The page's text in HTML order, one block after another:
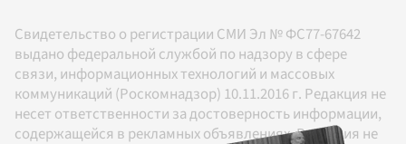
Свидетельство о регистрации СМИ Эл № ФС77-67642
выдано федеральной службой по надзору в сфере
связи, информационных технологий и массовых
коммуникаций (Роскомнадзор) 10.11.2016 г. Редакция не
несет ответственности за достоверность информации,
содержащейся в рекламных объявлениях. Редакция не